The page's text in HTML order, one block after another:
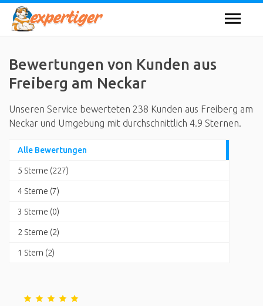
Bewertungen von Kunden aus
Freiberg am Neckar
Unseren Service bewerteten 238 Kunden aus Freiberg am
Neckar und Umgebung mit durchschnittlich 4.9 Sternen.
Alle Bewertungen
5 Sterne (227)
4 Sterne (7)
3 Sterne (0)
2 Sterne (2)
1 Stern (2)